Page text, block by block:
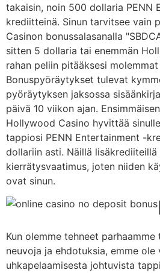
takaisin, noin 500 dollaria PENN
krediitteinä. Sinun tarvitsee vain
Casinon bonussalasanalla
sitten 5 dollaria tai enemmän
rahan peliin pitääksesi
Bonuspyöräytykset tulevat
pyöräytyksen jaksossa
päivä 10 viikon ajan.
Hollywood Casino hyvittää
tappiosi PENN Entertainment -
dollariin asti. Näillä
kierrätysvaatimus, joten niiden
ovat sinun.
Kun olemme tehneet
neuvoja ja ehdotuksia, emme ole
uhkapelaamisesta johtuvista